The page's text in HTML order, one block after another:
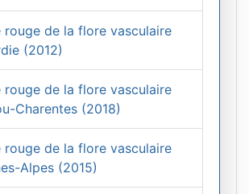
rouge de la flore vasculaire
(2012)
rouge de la flore vasculaire
Charentes (2018)
rouge de la flore vasculaire
Alpes (2015)